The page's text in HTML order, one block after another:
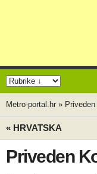
Metro-portal.hr »
« HRVATSKA
Priveden